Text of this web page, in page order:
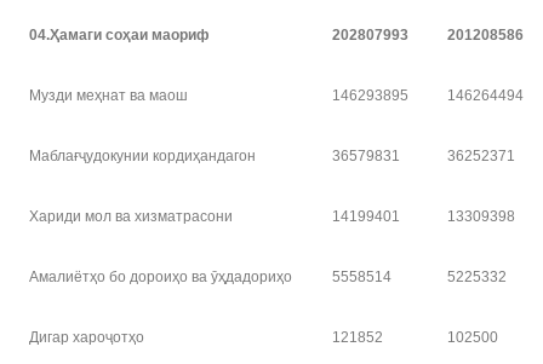
04.Ҳамаги соҳаи маориф 202807993 201208586
Музди меҳнат ва маош 146293895 146264494
Маблағҷудокунии кордиҳандагон 36579831 36252371
Хариди мол ва хизматрасони 14199401 13309398
Амалиётҳо бо дороиҳо ва ӯҳдадориҳо 5558514 5225332
Дигар хароҷотҳо 121852 102500